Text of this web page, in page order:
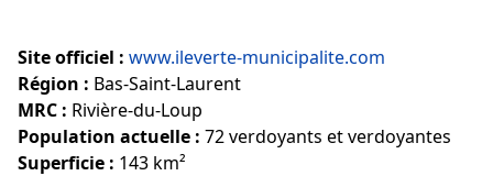
Site officiel : www.ileverte-municipalite.com
Région : Bas-Saint-Laurent
MRC : Rivière-du-Loup
Population actuelle : 72 verdoyants et verdoyantes
Superficie : 143 km²